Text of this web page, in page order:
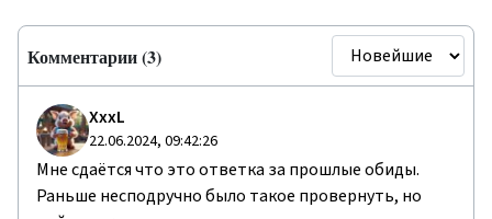
Комментарии (3)
ХххL
22.06.2024, 09:42:26
Мне сдаётся что это ответка за прошлые обиды.
Раньше несподручно было такое провернуть, но